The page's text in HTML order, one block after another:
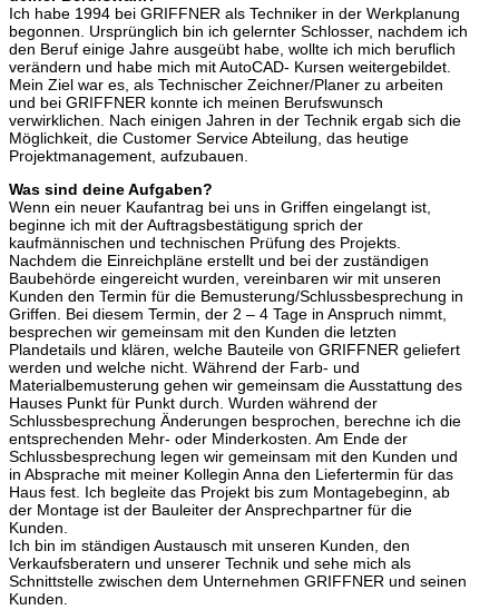
Ich habe 1994 bei GRIFFNER als Techniker in der Werkplanung
begonnen. Ursprünglich bin ich gelernter Schlosser, nachdem ich
den Beruf einige Jahre ausgeübt habe, wollte ich mich beruflich
verändern und habe mich mit AutoCAD- Kursen weitergebildet.
Mein Ziel war es, als Technischer Zeichner/Planer zu arbeiten
und bei GRIFFNER konnte ich meinen Berufswunsch
verwirklichen. Nach einigen Jahren in der Technik ergab sich die
Möglichkeit, die Customer Service Abteilung, das heutige
Projektmanagement, aufzubauen.
Was sind deine Aufgaben?
Wenn ein neuer Kaufantrag bei uns in Griffen eingelangt ist,
beginne ich mit der Auftragsbestätigung sprich der
kaufmännischen und technischen Prüfung des Projekts.
Nachdem die Einreichpläne erstellt und bei der zuständigen
Baubehörde eingereicht wurden, vereinbaren wir mit unseren
Kunden den Termin für die Bemusterung/Schlussbesprechung in
Griffen. Bei diesem Termin, der 2 – 4 Tage in Anspruch nimmt,
besprechen wir gemeinsam mit den Kunden die letzten
Plandetails und klären, welche Bauteile von GRIFFNER geliefert
werden und welche nicht. Während der Farb- und
Materialbemusterung gehen wir gemeinsam die Ausstattung des
Hauses Punkt für Punkt durch. Wurden während der
Schlussbesprechung Änderungen besprochen, berechne ich die
entsprechenden Mehr- oder Minderkosten. Am Ende der
Schlussbesprechung legen wir gemeinsam mit den Kunden und
in Absprache mit meiner Kollegin Anna den Liefertermin für das
Haus fest. Ich begleite das Projekt bis zum Montagebeginn, ab
der Montage ist der Bauleiter der Ansprechpartner für die
Kunden.
Ich bin im ständigen Austausch mit unseren Kunden, den
Verkaufsberatern und unserer Technik und sehe mich als
Schnittstelle zwischen dem Unternehmen GRIFFNER und seinen
Kunden.